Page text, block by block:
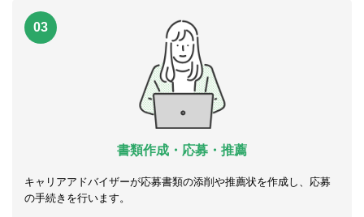
03
書類作成・応募・推薦
キャリアアドバイザーが応募書類の添削や推薦状を作成し、応募
の手続きを行います。